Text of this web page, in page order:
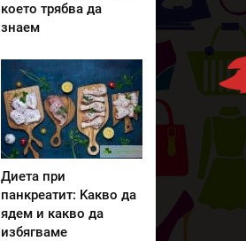
което трябва да
знаем
Диета при
панкреатит: Kакво да
ядем и какво да
избягваме